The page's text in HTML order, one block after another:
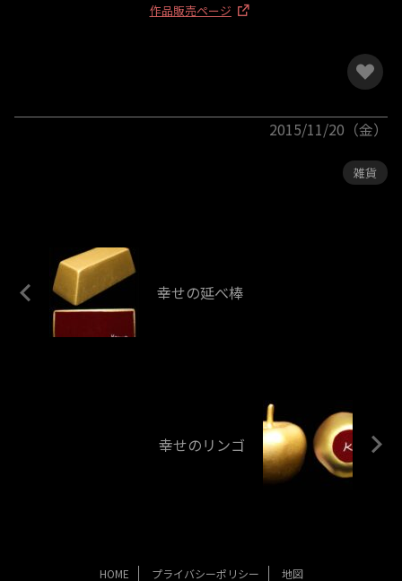
作品販売ページ
2015/11/20（金）
雑貨
幸せの延べ棒
幸せのリンゴ
HOME プライバシーポリシー 地図